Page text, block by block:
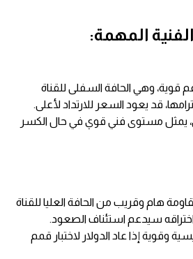
قوية، وهي الحافة السفلى للقناة
قد يعود السعر للارتداد لأعلى.
يمثل مستوى فني قوي في حال الكسر
هام وقريب من الحافة العليا للقناة
اختراقه سيدعم استئناف الصعود.
وقوية إذا عاد الدولار لاختبار قمم